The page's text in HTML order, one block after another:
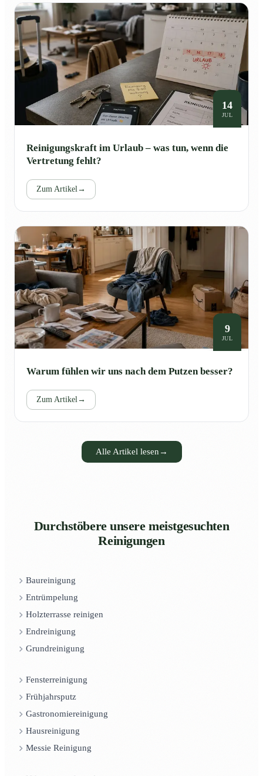
14
JUL
Reinigungskraft im Urlaub – was tun, wenn die
Vertretung fehlt?
Zum Artikel→
9
JUL
Warum fühlen wir uns nach dem Putzen besser?
Zum Artikel→
Alle Artikel lesen →
Durchstöbere unsere meistgesuchten
Reinigungen
Baureinigung
Entrümpelung
Holzterrasse reinigen
Endreinigung
Grundreinigung
Fensterreinigung
Frühjahrsputz
Gastronomiereinigung
Hausreinigung
Messie Reinigung